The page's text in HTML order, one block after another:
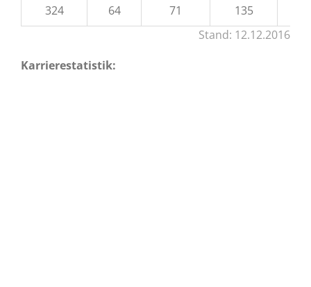
324 64 71 135
Stand: 12.12.2016
Karrierestatistik: